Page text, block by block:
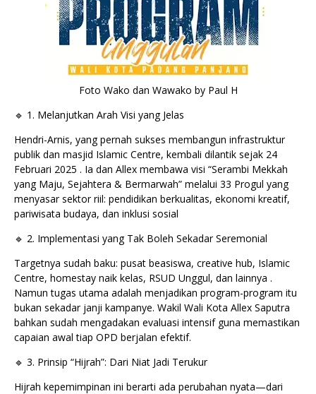
Foto Wako dan Wawako by Paul H
🔹 1. Melanjutkan Arah Visi yang Jelas
Hendri-Arnis, yang pernah sukses membangun infrastruktur
publik dan masjid Islamic Centre, kembali dilantik sejak 24
Februari 2025 . Ia dan Allex membawa visi “Serambi Mekkah
yang Maju, Sejahtera & Bermarwah” melalui 33 Progul yang
menyasar sektor riil: pendidikan berkualitas, ekonomi kreatif,
pariwisata budaya, dan inklusi sosial
🔹 2. Implementasi yang Tak Boleh Sekadar Seremonial
Targetnya sudah baku: pusat beasiswa, creative hub, Islamic
Centre, homestay naik kelas, RSUD Unggul, dan lainnya .
Namun tugas utama adalah menjadikan program-program itu
bukan sekadar janji kampanye. Wakil Wali Kota Allex Saputra
bahkan sudah mengadakan evaluasi intensif guna memastikan
capaian awal tiap OPD berjalan efektif.
🔹 3. Prinsip “Hijrah”: Dari Niat Jadi Terukur
Hijrah kepemimpinan ini berarti ada perubahan nyata—dari